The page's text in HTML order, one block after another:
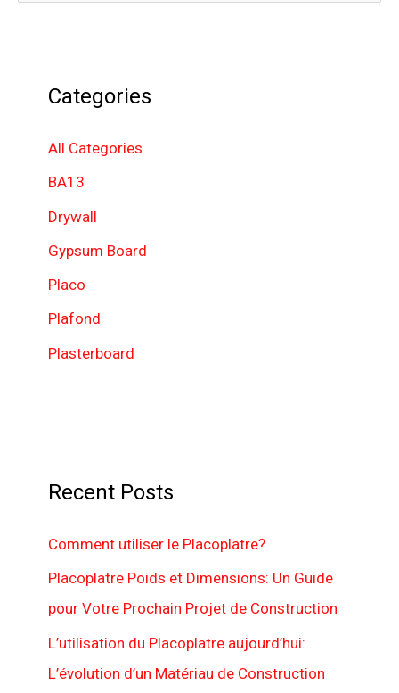
Categories
All Categories
BA13
Drywall
Gypsum Board
Placo
Plafond
Plasterboard
Recent Posts
Comment utiliser le Placoplatre?
Placoplatre Poids et Dimensions: Un Guide
pour Votre Prochain Projet de Construction
L’utilisation du Placoplatre aujourd’hui:
L’évolution d’un Matériau de Construction